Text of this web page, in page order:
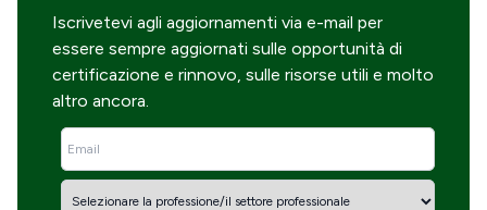
Iscrivetevi agli aggiornamenti via e-mail per
essere sempre aggiornati sulle opportunità di
certificazione e rinnovo, sulle risorse utili e molto
altro ancora.